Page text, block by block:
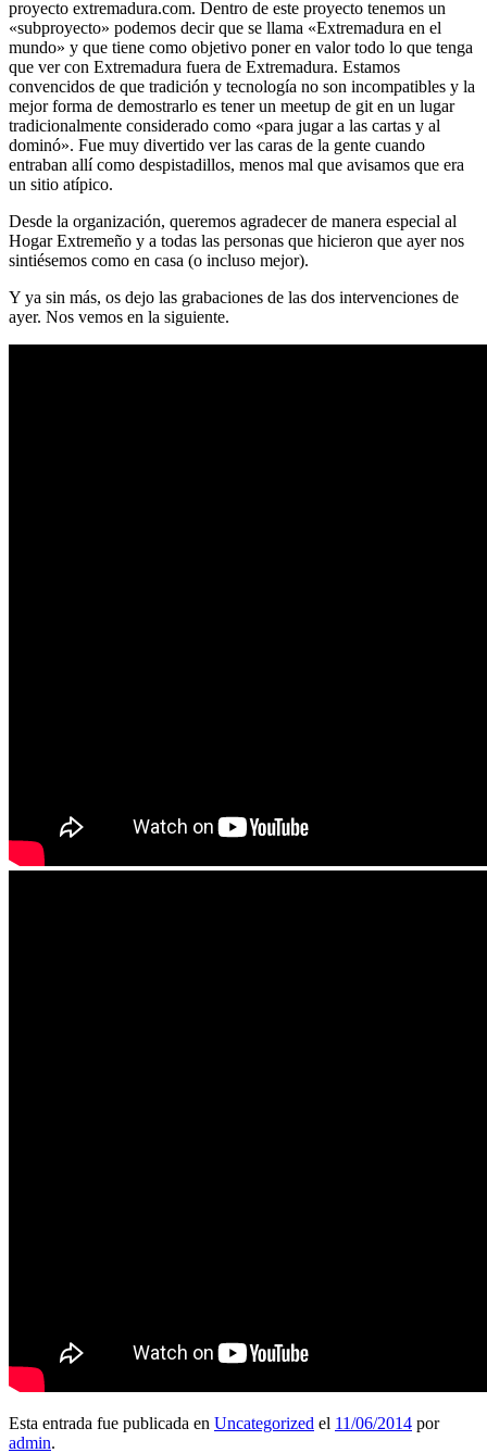
proyecto extremadura.com. Dentro de este proyecto tenemos un
«subproyecto» podemos decir que se llama «Extremadura en el
mundo» y que tiene como objetivo poner en valor todo lo que tenga
que ver con Extremadura fuera de Extremadura. Estamos
convencidos de que tradición y tecnología no son incompatibles y la
mejor forma de demostrarlo es tener un meetup de git en un lugar
tradicionalmente considerado como «para jugar a las cartas y al
dominó». Fue muy divertido ver las caras de la gente cuando
entraban allí como despistadillos, menos mal que avisamos que era
un sitio atípico.
Desde la organización, queremos agradecer de manera especial al
Hogar Extremeño y a todas las personas que hicieron que ayer nos
sintiésemos como en casa (o incluso mejor).
Y ya sin más, os dejo las grabaciones de las dos intervenciones de
ayer. Nos vemos en la siguiente.
Esta entrada fue publicada en Uncategorized el 11/06/2014 por
admin.